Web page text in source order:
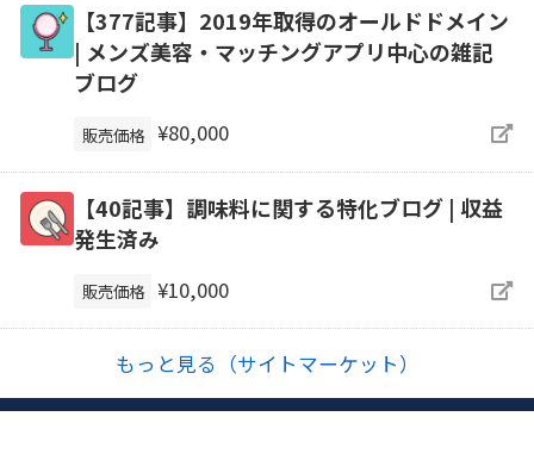
【377記事】2019年取得のオールドドメイン
| メンズ美容・マッチングアプリ中心の雑記
ブログ
販売価格 ¥80,000
【40記事】調味料に関する特化ブログ | 収益
発生済み
販売価格 ¥10,000
もっと見る（サイトマーケット）